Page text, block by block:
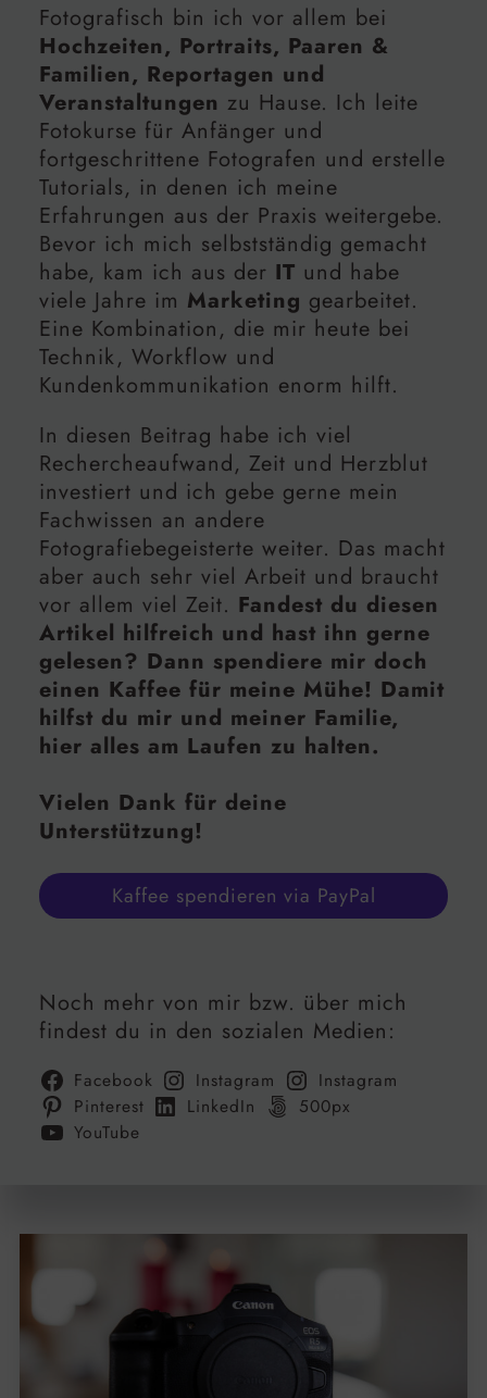
Fotografisch bin ich vor allem bei
Hochzeiten, Portraits, Paaren &
Familien, Reportagen und
Veranstaltungen zu Hause. Ich leite
Fotokurse für Anfänger und
fortgeschrittene Fotografen und erstelle
Tutorials, in denen ich meine
Erfahrungen aus der Praxis weitergebe.
Bevor ich mich selbstständig gemacht
habe, kam ich aus der IT und habe
viele Jahre im Marketing gearbeitet.
Eine Kombination, die mir heute bei
Technik, Workflow und
Kundenkommunikation enorm hilft.
In diesen Beitrag habe ich viel
Rechercheaufwand, Zeit und Herzblut
investiert und ich gebe gerne mein
Fachwissen an andere
Fotografiebegeisterte weiter. Das macht
aber auch sehr viel Arbeit und braucht
vor allem viel Zeit. Fandest du diesen
Artikel hilfreich und hast ihn gerne
gelesen? Dann spendiere mir doch
einen Kaffee für meine Mühe! Damit
hilfst du mir und meiner Familie,
hier alles am Laufen zu halten.
Vielen Dank für deine
Unterstützung!
Kaffee spendieren via PayPal
Noch mehr von mir bzw. über mich
findest du in den sozialen Medien:
Facebook Instagram
Instagram
Pinterest
LinkedIn
500px
YouTube